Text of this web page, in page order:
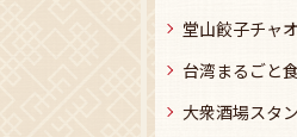
堂山餃子チャ
台湾まるごと
大衆酒場スタ